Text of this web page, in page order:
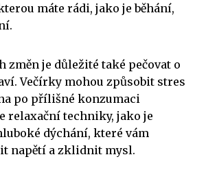
máte rádi, jako je běhání,
změn je důležité také pečovat o
Večírky mohou způsobit stres
po přílišné konzumaci
relaxační techniky, jako je
dýchání, které vám
napětí a zklidnit mysl.